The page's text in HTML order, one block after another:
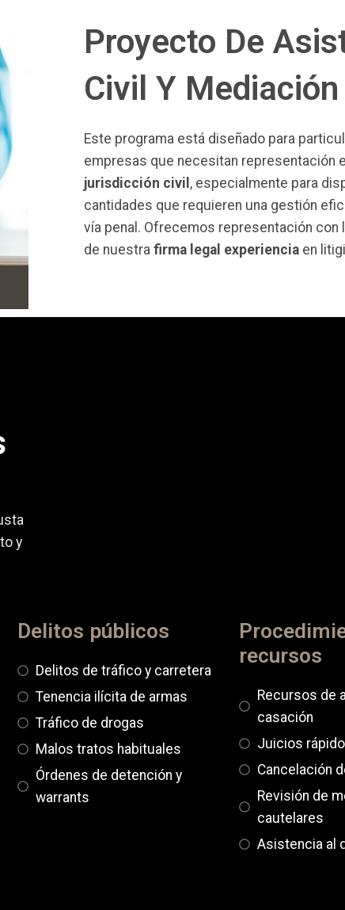
Proyecto De
Civil Y Mediación
Este programa está diseñado para
empresas que necesitan representación
jurisdicción civil , especialmente para
cantidades que requieren una gestión
vía penal. Ofrecemos representación con
de nuestra firma legal experiencia en
y
Delitos públicos
Delitos de tráfico y carretera
Tenencia ilícita de armas
Tráfico de drogas
Malos tratos habituales
Órdenes de detención y
warrants
recursos
Recursos de
casación
Juicios
Cancelación
Revisión de
cautelares
Asistencia al